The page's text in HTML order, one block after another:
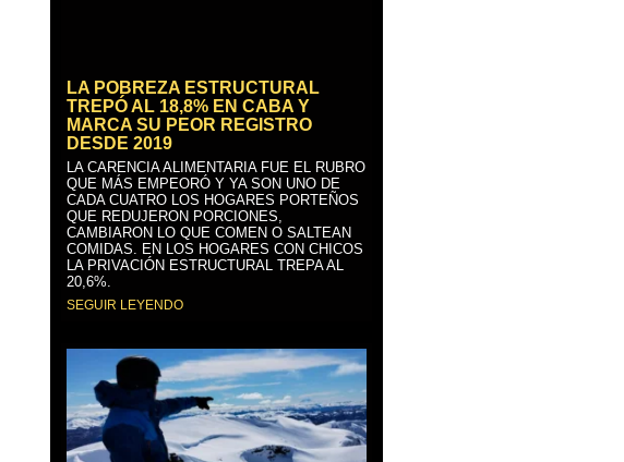
LA POBREZA ESTRUCTURAL
TREPÓ AL 18,8% EN CABA Y
MARCA SU PEOR REGISTRO
DESDE 2019
LA CARENCIA ALIMENTARIA FUE EL RUBRO
QUE MÁS EMPEORÓ Y YA SON UNO DE
CADA CUATRO LOS HOGARES PORTEÑOS
QUE REDUJERON PORCIONES,
CAMBIARON LO QUE COMEN O SALTEAN
COMIDAS. EN LOS HOGARES CON CHICOS
LA PRIVACIÓN ESTRUCTURAL TREPA AL
20,6%.
SEGUIR LEYENDO